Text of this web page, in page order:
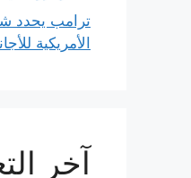
ترامب يحدد
الأمريكية
آخر